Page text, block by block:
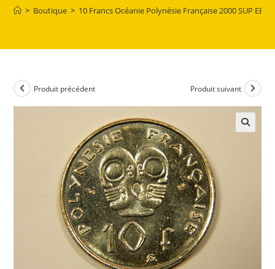
> Boutique > 10 Francs Océanie Polynésie Française 2000 SUP
Produit précédent Produit suivant